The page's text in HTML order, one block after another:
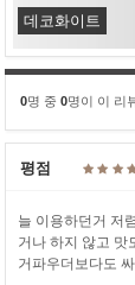
데코화이트
0명 중 0명이 이 리
평점
늘 이용하던거 저
거나 하지 않고 맛
거파우더보다도